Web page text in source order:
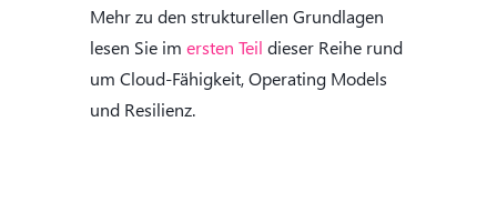
Mehr zu den strukturellen Grundlagen
lesen Sie im ersten Teil dieser Reihe rund
um Cloud-Fähigkeit, Operating Models
und Resilienz.